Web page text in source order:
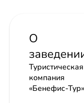
О
Туристическая
компания
«Бенефис-Тур»